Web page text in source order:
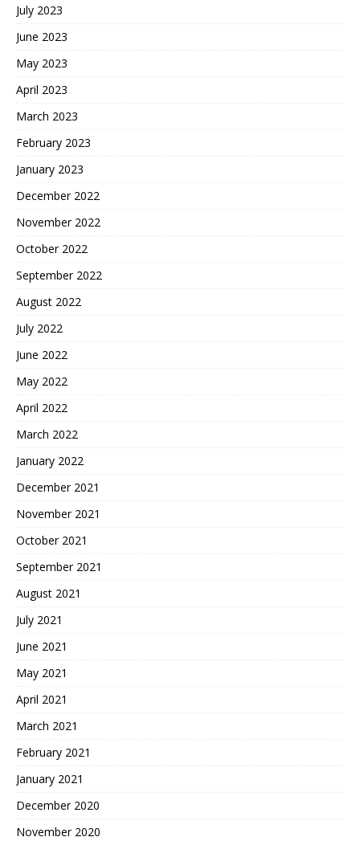
July 2023
June 2023
May 2023
April 2023
March 2023
February 2023
January 2023
December 2022
November 2022
October 2022
September 2022
August 2022
July 2022
June 2022
May 2022
April 2022
March 2022
January 2022
December 2021
November 2021
October 2021
September 2021
August 2021
July 2021
June 2021
May 2021
April 2021
March 2021
February 2021
January 2021
December 2020
November 2020